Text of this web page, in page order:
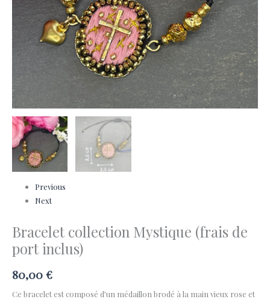
Previous
Next
Bracelet collection Mystique (frais de
port inclus)
80,00€
Ce bracelet est composé d’un médaillon brodé à la main vieux rose et